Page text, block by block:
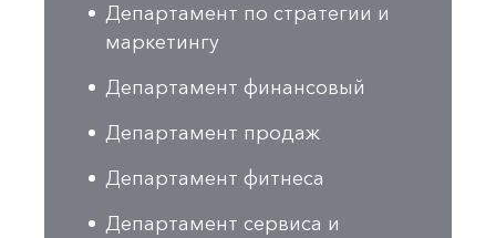
Департамент по стратегии и
маркетингу
Департамент финансовый
Департамент продаж
Департамент фитнеса
Департамент сервиса и